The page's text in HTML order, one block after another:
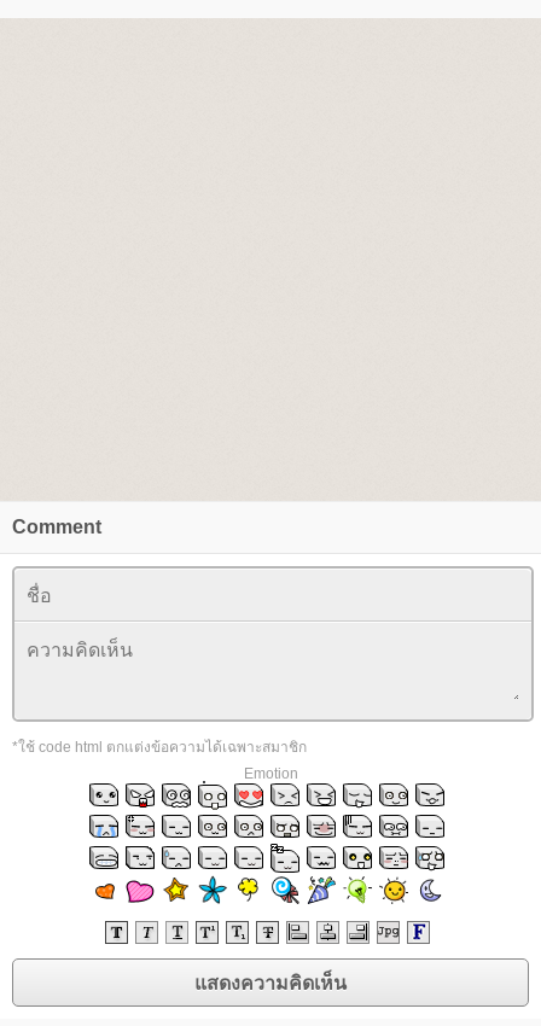
Comment
*ใช้ code html ตกแต่งข้อความได้เฉพาะสมาชิก
Emotion